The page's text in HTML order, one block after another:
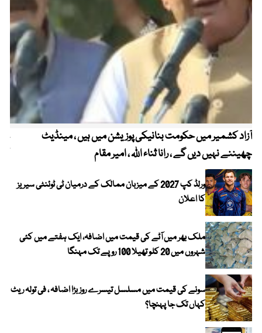
آزاد کشمیر میں حکومت بنانیکی پوزیشن میں ہیں ، مینڈیٹ
چھیننے نہیں دیں گے ، رانا ثناء اللہ ، امیر مقام
ورلڈ کپ 2027 کے میزبان ممالک کے درمیان ٹی ٹوئنٹی سیریز
کا اعلان
ملک بھر میں آٹے کی قیمت میں اضافہ، ایک ہفتے میں کئی
شہروں میں 20 کلو تھیلا 100 روپے تک مہنگا
سونے کی قیمت میں مسلسل تیسرے روز بڑا اضافہ ، فی تولہ ریٹ
کہاں تک جا پہنچا؟